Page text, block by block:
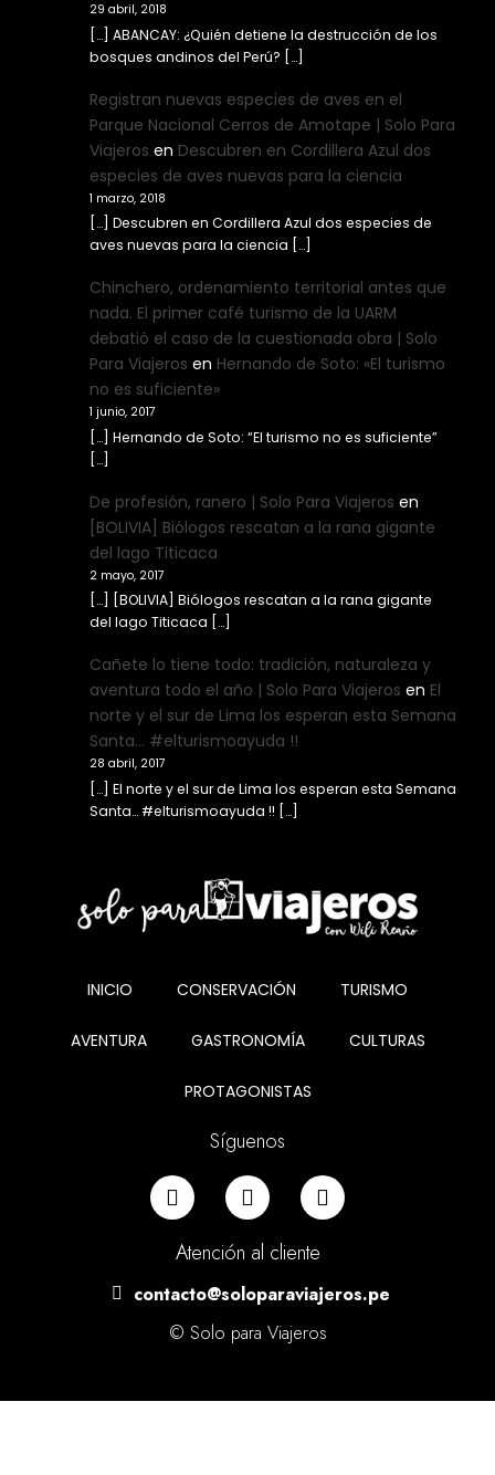
29 abril, 2018
[…] ABANCAY: ¿Quién detiene la destrucción de los
bosques andinos del Perú? […]
Registran nuevas especies de aves en el
Parque Nacional Cerros de Amotape | Solo Para
Viajeros en Descubren en Cordillera Azul dos
especies de aves nuevas para la ciencia
1 marzo, 2018
[…] Descubren en Cordillera Azul dos especies de
aves nuevas para la ciencia […]
Chinchero, ordenamiento territorial antes que
nada. El primer café turismo de la UARM
debatió el caso de la cuestionada obra | Solo
Para Viajeros en Hernando de Soto: «El turismo
no es suficiente»
1 junio, 2017
[…] Hernando de Soto: “El turismo no es suficiente”
[…]
De profesión, ranero | Solo Para Viajeros en
[BOLIVIA] Biólogos rescatan a la rana gigante
del lago Titicaca
2 mayo, 2017
[…] [BOLIVIA] Biólogos rescatan a la rana gigante
del lago Titicaca […]
Cañete lo tiene todo: tradición, naturaleza y
aventura todo el año | Solo Para Viajeros en El
norte y el sur de Lima los esperan esta Semana
Santa… #elturismoayuda !!
28 abril, 2017
[…] El norte y el sur de Lima los esperan esta Semana
Santa… #elturismoayuda !! […]
INICIO CONSERVACIÓN TURISMO
AVENTURA GASTRONOMÍA CULTURAS
PROTAGONISTAS
Síguenos
Atención al cliente
contacto@soloparaviajeros.pe
© Solo para Viajeros